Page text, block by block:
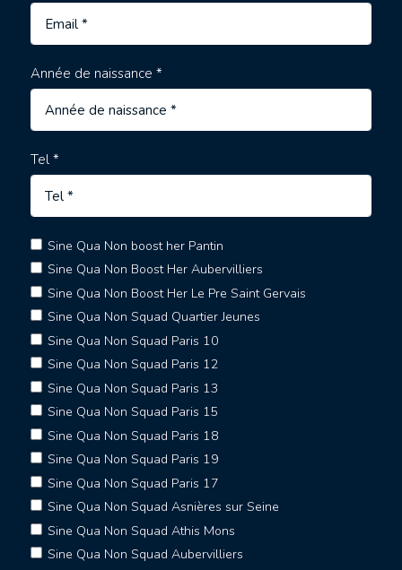
Année de naissance *
Tel *
Sine Qua Non boost her Pantin
Sine Qua Non Boost Her Aubervilliers
Sine Qua Non Boost Her Le Pre Saint Gervais
Sine Qua Non Squad Quartier Jeunes
Sine Qua Non Squad Paris 10
Sine Qua Non Squad Paris 12
Sine Qua Non Squad Paris 13
Sine Qua Non Squad Paris 15
Sine Qua Non Squad Paris 18
Sine Qua Non Squad Paris 19
Sine Qua Non Squad Paris 17
Sine Qua Non Squad Asnières sur Seine
Sine Qua Non Squad Athis Mons
Sine Qua Non Squad Aubervilliers